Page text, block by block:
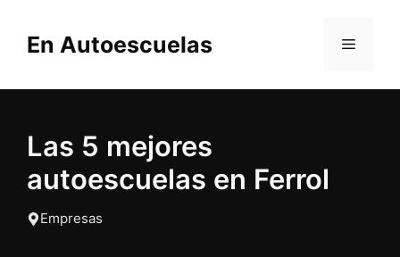
En Autoescuelas MENÚ
Las 5 mejores
autoescuelas en Ferrol
Empresas